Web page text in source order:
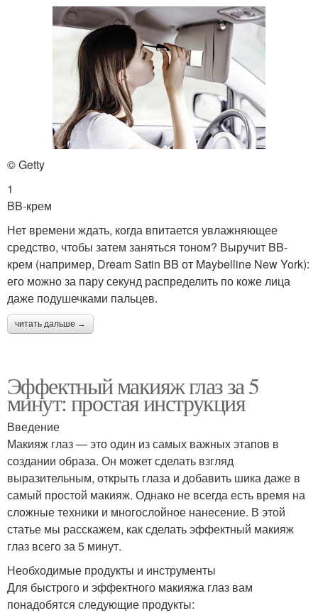
© Getty
1
BB-крем
Нет времени ждать, когда впитается увлажняющее
средство, чтобы затем заняться тоном? Выручит BB-
крем (например, Dream Satin BB от Maybelline New York):
его можно за пару секунд распределить по коже лица
даже подушечками пальцев.
читать дальше →
Эффектный макияж глаз за 5
минут: простая инструкция
Введение
Макияж глаз — это один из самых важных этапов в
создании образа. Он может сделать взгляд
выразительным, открыть глаза и добавить шика даже в
самый простой макияж. Однако не всегда есть время на
сложные техники и многослойное нанесение. В этой
статье мы расскажем, как сделать эффектный макияж
глаз всего за 5 минут.
Необходимые продукты и инструменты
Для быстрого и эффектного макияжа глаз вам
понадобятся следующие продукты: